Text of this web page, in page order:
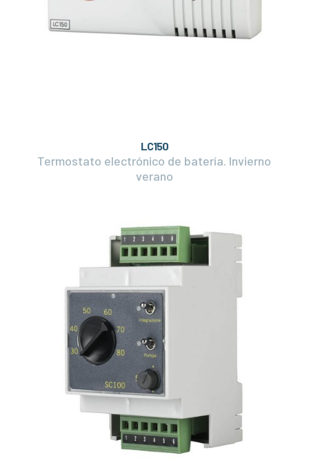
LC150
Termostato electrónico de batería. Invierno
verano